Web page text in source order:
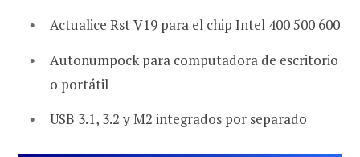
Actualice Rst V19 para el chip Intel 400 500 600
Autonumpock para computadora de escritorio
o portátil
USB 3.1, 3.2 y M2 integrados por separado